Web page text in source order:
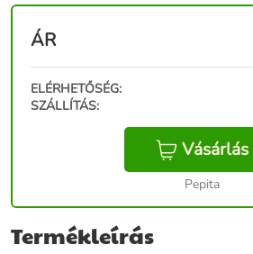
ÁR
ELÉRHETŐSÉG:
SZÁLLÍTÁS:
Vásárlás
Pepita
Termékleírás